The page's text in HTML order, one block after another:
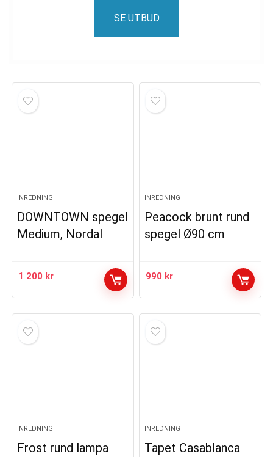
SE UTBUD
INREDNING
DOWNTOWN spegel
Medium, Nordal
1 200 kr
INREDNING
Peacock brunt rund
spegel Ø90 cm
990 kr
INREDNING
Frost rund lampa
INREDNING
Tapet Casablanca